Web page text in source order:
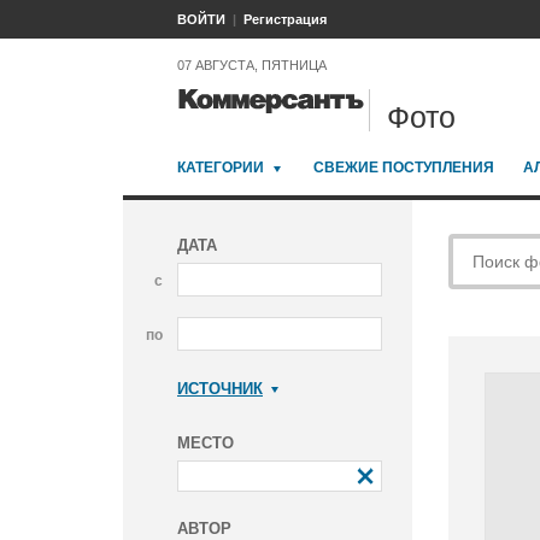
ВОЙТИ Регистрация
07 АВГУСТА, ПЯТНИЦА
Фото
КАТЕГОРИИ СВЕЖИЕ ПОСТУПЛЕНИЯ
ДАТА
с
по
ИСТОЧНИК
МЕСТО
АВТОР